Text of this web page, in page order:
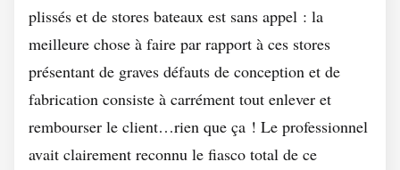
plissés et de stores bateaux est sans appel : la
meilleure chose à faire par rapport à ces stores
présentant de graves défauts de conception et de
fabrication consiste à carrément tout enlever et
rembourser le client…rien que ça ! Le professionnel
avait clairement reconnu le fiasco total de ce